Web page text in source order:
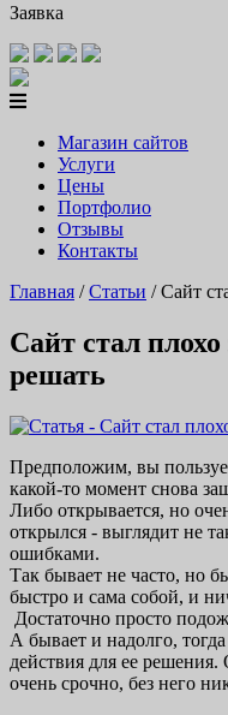
Заявка
Магазин сайтов
Услуги
Цены
Портфолио
Отзывы
Контакты
Главная / Статьи / Сайт
Сайт стал
решать
Предположим, вы
какой-то момент снова
Либо открывается, но
открылся - выглядит не
ошибками.
Так бывает не часто, но
быстро и сама собой, и
Достаточно просто
А бывает и надолго,
действия для ее
очень срочно, без него